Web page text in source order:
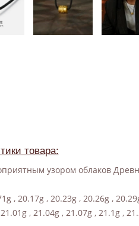
товара:
узором облаков
, 20.17g , 20.23g , 20.26g ,
, 21.04g , 21.07g , 21.1g ,